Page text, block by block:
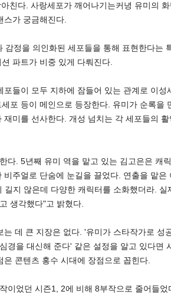
친다. 사랑세포가 깨어나기는커녕 유미의
가 궁금해진다.
정을 의인화된 세포들을 통해 표현한다는
파트가 비중 있게 다뤄진다.
들이 모두 지하에 잠들어 있는 관계로 이성
포 등이 메인으로 등장한다. 유미가 순록을
미를 선사한다. 개성 넘치는 각 세포들의
다. 5년째 유미 역을 맡고 있는 김고은은 캐
주얼로 단숨에 눈길을 끌었다. 연출을 맡은
지 않은데 다양한 캐릭터를 소화했더라. 실
생각했다"고 밝혔다.
데 큰 지장은 없다. '유미가 스타작가로 성
경을 대신해 준다' 같은 설정을 알고 있다면
콘텐츠 홍수 시대에 장점으로 꼽힌다.
이었던 시즌1, 2에 비해 8부작으로 줄어들었